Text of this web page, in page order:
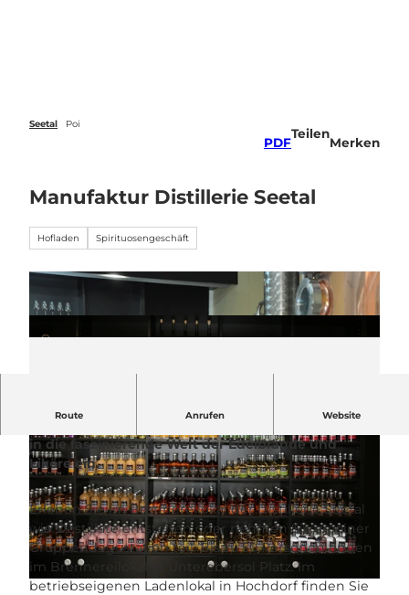
Seetal Poi
PDF
Teilen
Merken
Manufaktur Distillerie Seetal
Hofladen Spirituosengeschäft
© Seetal Tourismus, Seetal Tourismus |CC-BY
© Seetal Tourismus |CC-BY
Route Anrufen Website
in die faszinierende Welt der Edelbrände und
Liköre ein.
Erleben Sie im Brennereilokal der Distillerie Seetal
wie Destillate entstehen oder nehmen Sie an einer
Gruppendegustation teil. Bis zu 50 Personen finden
im Brennereilokal in Unterebersol Platz. Im
betriebseigenen Ladenlokal in Hochdorf finden Sie